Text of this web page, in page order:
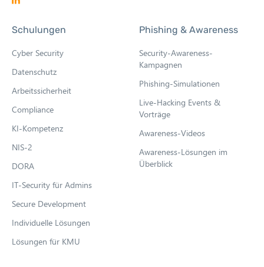
e
i
n
n
e
t
a
b
Schulungen
Cyber Security
Datenschutz
Arbeitssicherheit
Compliance
KI-Kompetenz
NIS-2
DORA
IT-Security für Admins
Secure Development
Individuelle Lösungen
Lösungen für KMU
Phishing & Awareness
Security-Awareness-
Kampagnen
Phishing-Simulationen
Live-Hacking Events &
Vorträge
Awareness-Videos
Awareness-Lösungen im
Überblick